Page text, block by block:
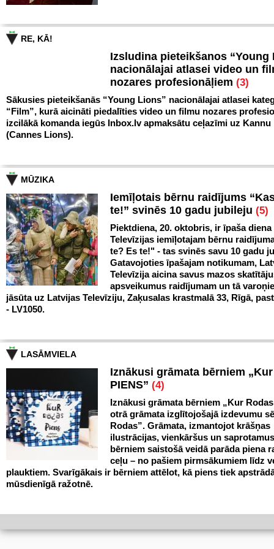
RE, KĀ!
Izsludina pieteikšanos “Young
nacionālajai atlasei video un
nozares profesionāļiem (3)
Sākusies pieteikšanās “Young Lions” nacionālajai atlasei
“Film”, kurā aicināti piedalīties video un filmu nozares
izcilākā komanda iegūs Inbox.lv apmaksātu ceļazīmi uz Kannu
(Cannes Lions).
MŪZIKA
Iemīļotais bērnu raidījums
te!” svinēs 10 gadu jubileju (5)
Piektdiena, 20. oktobris, ir īpaša
Televīzijas iemīļotajam bērnu
te? Es te!" - tas svinēs savu 10 gadu
Gatavojoties īpašajam notikumam,
Televīzija aicina savus mazos
apsveikumus raidījumam un tā
jāsūta uz Latvijas Televīziju, Zaķusalas krastmalā 33, Rīgā,
- LV1050.
LASĀMVIELA
Iznākusi grāmata bērniem
PIENS” (4)
Iznākusi grāmata bērniem „Kur
otrā grāmata izglītojošajā izdevumu
Rodas”. Grāmata, izmantojot krāšņas
ilustrācijas, vienkāršus un
bērniem saistošā veidā parāda piena
ceļu – no pašiem pirmsākumiem līdz
plauktiem. Svarīgākais ir bērniem attēlot, kā piens tiek
mūsdienīgā ražotnē.